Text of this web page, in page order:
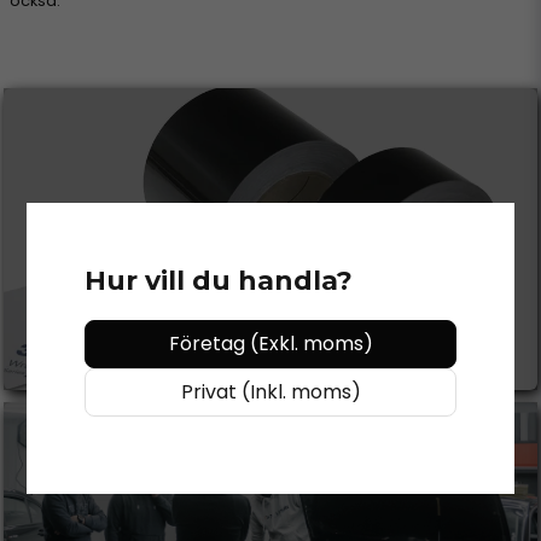
CHROME DELETE
Se mer
Hur vill du handla?
Företag (Exkl. moms)
Privat (Inkl. moms)